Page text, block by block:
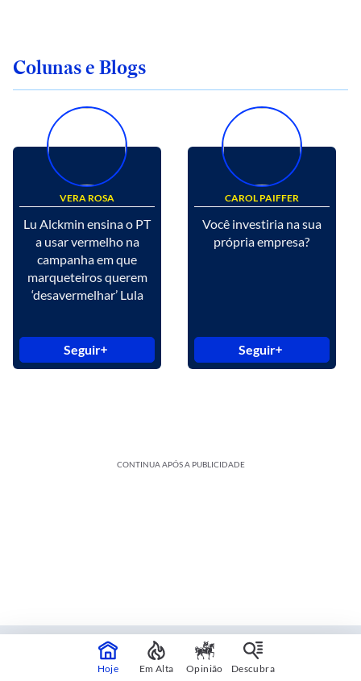
Colunas e Blogs
VERA ROSA
Lu Alckmin ensina o PT
a usar vermelho na
campanha em que
marqueteiros querem
‘desavermelhar’ Lula
Seguir
CAROL PAIFFER
Você investiria na sua
própria empresa?
Seguir
CONTINUA APÓS A PUBLICIDADE
Estadão Blue Studio
Hoje Em Alta Opinião Descubra